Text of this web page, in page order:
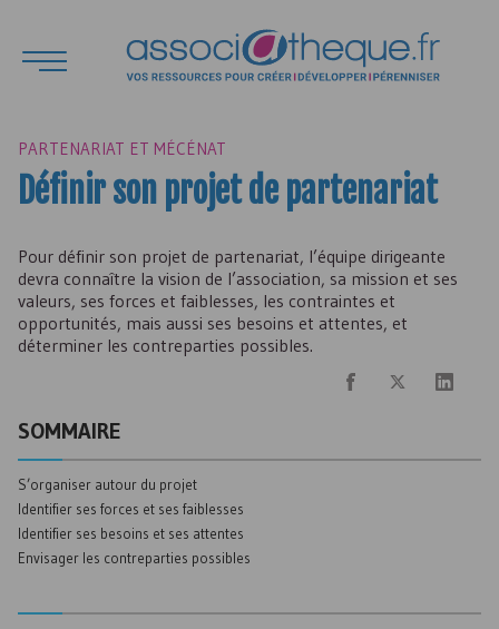
PARTENARIAT ET MÉCÉNAT
Définir son projet de partenariat
Pour définir son projet de partenariat, l’équipe dirigeante
devra connaître la vision de l’association, sa mission et ses
valeurs, ses forces et faiblesses, les contraintes et
opportunités, mais aussi ses besoins et attentes, et
déterminer les contreparties possibles.
SOMMAIRE
S’organiser autour du projet
Identifier ses forces et ses faiblesses
Identifier ses besoins et ses attentes
Envisager les contreparties possibles